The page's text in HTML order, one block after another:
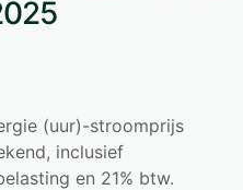
(uur)-stroomprijs
inclusief
en 21% btw.